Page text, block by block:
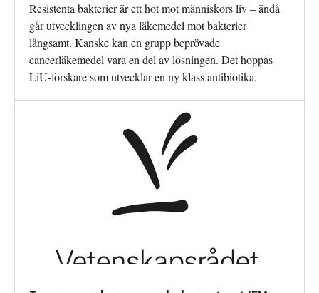
Resistenta bakterier är ett hot mot människors liv – ändå
går utvecklingen av nya läkemedel mot bakterier
långsamt. Kanske kan en grupp beprövade
cancerläkemedel vara en del av lösningen. Det hoppas
LiU-forskare som utvecklar en ny klass antibiotika.